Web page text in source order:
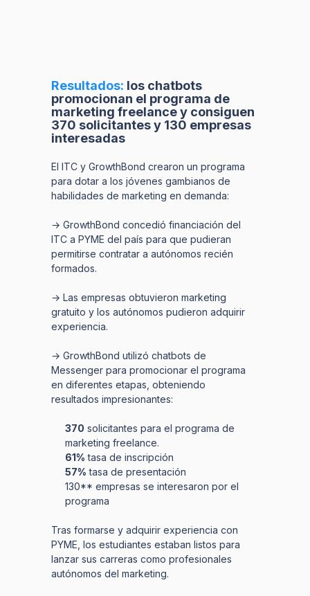
El ITC y GrowthBond crearon un programa
para dotar a los jóvenes gambianos de
habilidades de marketing en demanda:
→ GrowthBond concedió financiación del
ITC a PYME del país para que pudieran
permitirse contratar a autónomos recién
formados.
→ Las empresas obtuvieron marketing
gratuito y los autónomos pudieron adquirir
experiencia.
→ GrowthBond utilizó chatbots de
Messenger para promocionar el programa
en diferentes etapas, obteniendo
resultados impresionantes:
370 solicitantes para el programa de
marketing freelance.
61% tasa de inscripción
57% tasa de presentación
130** empresas se interesaron por el
programa
Tras formarse y adquirir experiencia con
PYME, los estudiantes estaban listos para
lanzar sus carreras como profesionales
autónomos del marketing.
Resultados: los chatbots
promocionan el programa de
marketing freelance y consiguen
370 solicitantes y 130 empresas
interesadas